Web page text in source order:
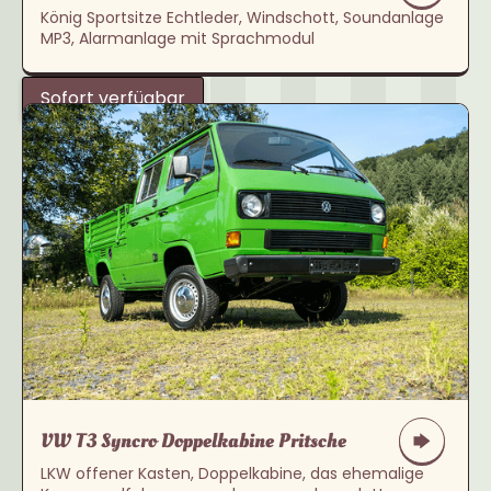
König Sportsitze Echtleder, Windschott, Soundanlage
MP3, Alarmanlage mit Sprachmodul
Sofort verfügbar
VW T3 Syncro Doppelkabine Pritsche
LKW offener Kasten, Doppelkabine, das ehemalige